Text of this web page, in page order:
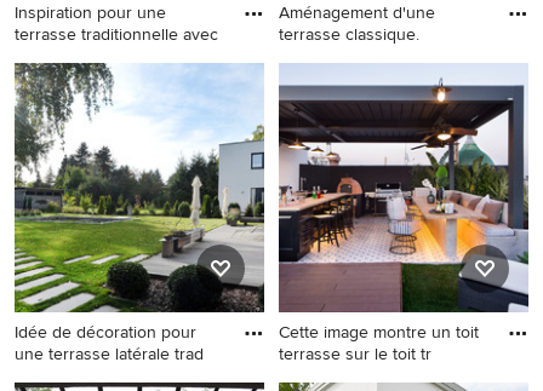
Inspiration pour une
terrasse traditionnelle avec
Inspiration pour une terrasse
traditionnelle avec un
auvent.
Aménagement d'une
terrasse classique.
Aménagement d'une terrasse
classique.
Idée de décoration pour
une terrasse latérale trad
Cette image montre un toit
terrasse sur le toit tr